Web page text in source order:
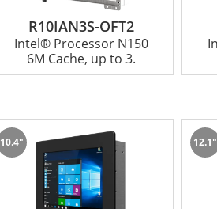
R10IAN3S-OFT2
Intel® Processor N150
6M Cache, up to 3.
10.4" 12.1"